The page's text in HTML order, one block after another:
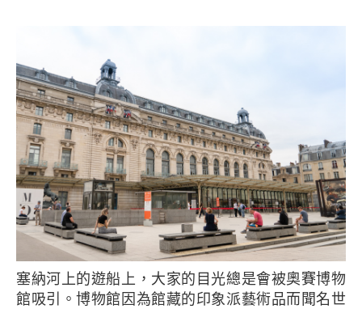
塞納河上的遊船上，大家的目光總是會被奧賽博物
館吸引。博物館因為館藏的印象派藝術品而聞名世